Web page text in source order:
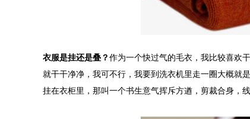
衣服是挂还是叠？ 作为一个快过气的毛衣，我比较喜欢
就干干净净，我可不行，我要到洗衣机里走一圈大概就
挂在衣柜里，那叫一个书生意气挥斥方遒，剪裁合身，